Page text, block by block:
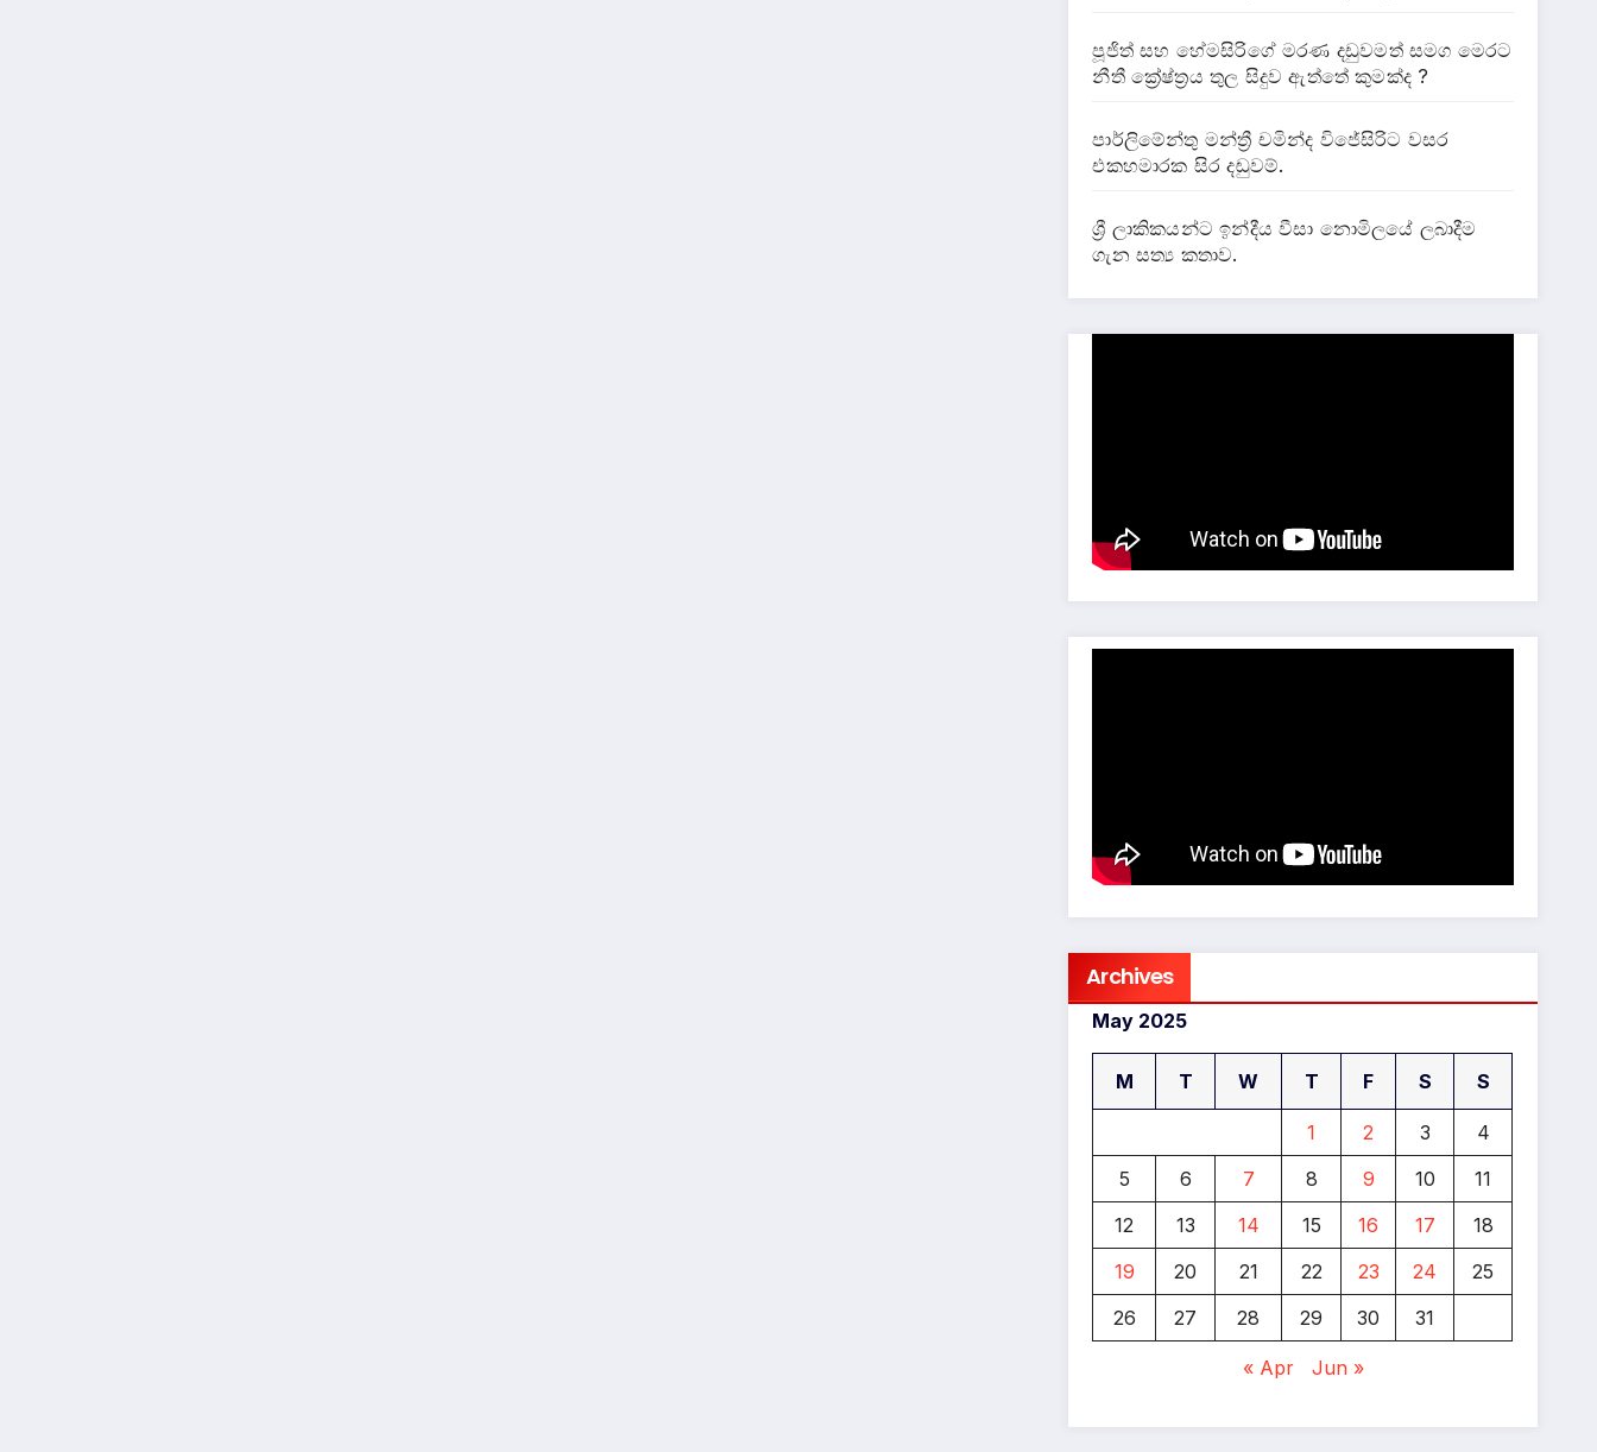
පූජිත් සහ හේමසිරිගේ මරණ දඩුවමත් සමග මෙරට
නීතී ක්‍රේෂ්ත්‍රය තුල සිදුව ඇත්තේ කුමක්ද ?
පාර්ලිමේන්තු මන්ත්‍රී චමින්ද විජේසිරිට වසර
එකහමාරක සිර දඬුවම්.
ශ්‍රී ලාකිකයන්ට ඉන්දීය වීසා නොමිලයේ ලබාදීම
ගැන සත්‍ය කතාව.
Archives
May 2025
M T W T F S S
1 2 3
4
5
6 7 8 9 10
11
12
13 14 15 16 17
18
19
20 21 22 23 24
25
26
27 28 29 30 31
« Apr Jun »